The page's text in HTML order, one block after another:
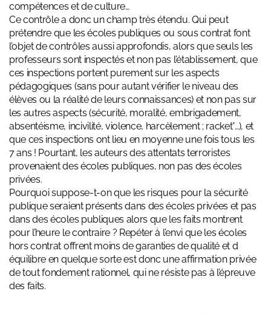
compétences et de culture…
Ce contrôle a donc un champ très étendu. Qui peut
prétendre que les écoles publiques ou sous contrat font
l’objet de contrôles aussi approfondis, alors que seuls les
professeurs sont inspectés et non pas l’établissement, que
ces inspections portent purement sur les aspects
pédagogiques (sans pour autant vérifier le niveau des
élèves ou la réalité de leurs connaissances) et non pas sur
les autres aspects (sécurité, moralité, embrigadement,
absentéisme, incivilité, violence, harcèlement ; racket°…), et
que ces inspections ont lieu en moyenne une fois tous les
7 ans ! Pourtant, les auteurs des attentats terroristes
provenaient des écoles publiques, non pas des écoles
privées.
Pourquoi suppose-t-on que les risques pour la sécurité
publique seraient présents dans des écoles privées et pas
dans des écoles publiques alors que les faits montrent
pour l’heure le contraire ? Repéter à l’envi que les écoles
hors contrat offrent moins de garanties de qualité et d
équilibre en quelque sorte est donc une affirmation privée
de tout fondement rationnel, qui ne résiste pas à l’épreuve
des faits.